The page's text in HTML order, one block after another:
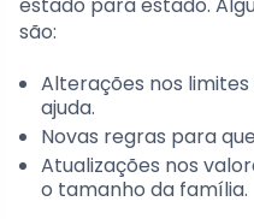
são:
Alterações nos
ajuda.
Novas regras para
Atualizações nos
o tamanho da família.